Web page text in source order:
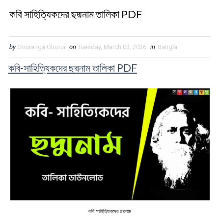
কবি সাহিত্যিকদের ছদ্মনাম তালিকা PDF
by Gouranga Ghorui on Tuesday, March 03, 2026 in Bangla
কবি-সাহিত্যিকদের ছদ্মনাম তালিকা PDF
কবি সাহিত্যিকদের ছদ্মনাম